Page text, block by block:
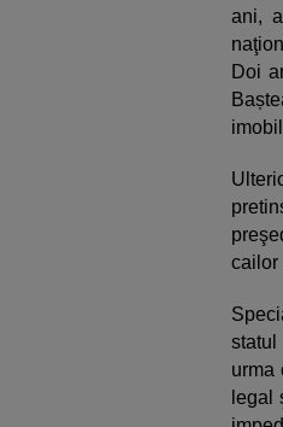
ani,
Doi
cailor
urma
legal